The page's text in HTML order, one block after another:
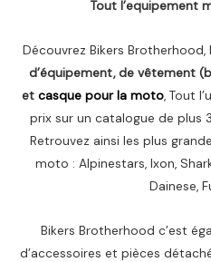
Tout l’equipement
Découvrez Bikers Brotherhood,
d’équipement, de vêtement
et casque pour la moto , Tout
prix sur un catalogue de plus
Retrouvez ainsi les plus
moto : Alpinestars, Ixon,
Dainese,
Bikers Brotherhood c’est
d’accessoires et pièces